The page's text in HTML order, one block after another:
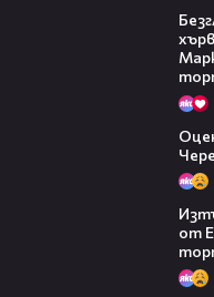
от